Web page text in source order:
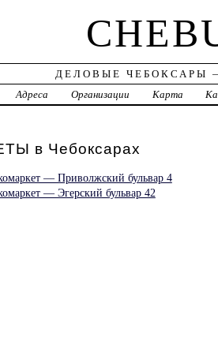
ДЕЛОВЫЕ ЧЕБОКСАРЫ
Адреса
Организации Карта
в Чебоксарах
— Приволжский бульвар 4
— Эгерский бульвар 42